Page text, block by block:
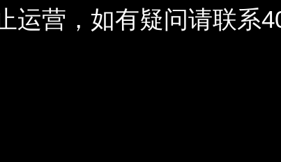
运营，如有疑问请联系